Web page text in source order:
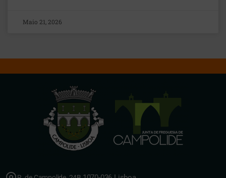
Maio 21, 2026